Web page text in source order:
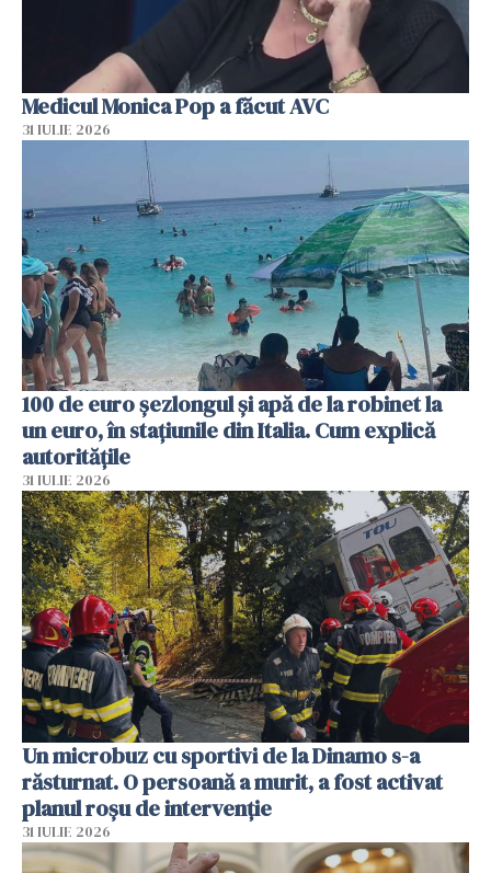
Medicul Monica Pop a făcut AVC
31 IULIE 2026
100 de euro șezlongul și apă de la robinet la
un euro, în stațiunile din Italia. Cum explică
autoritățile
31 IULIE 2026
Un microbuz cu sportivi de la Dinamo s-a
răsturnat. O persoană a murit, a fost activat
planul roșu de intervenție
31 IULIE 2026